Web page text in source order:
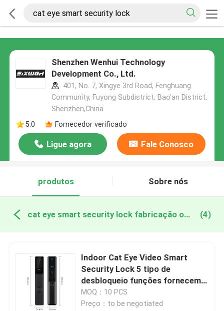
Shenzhen Wenhui Technology
Development Co., Ltd.
401, No. 7, Xingye 3rd Road, Fenghuang
Community, Fuyong Subdistrict, Bao'an District,
Shenzhen,China
5.0
Fornecedor verificado
Ligue agora Fale Conosco
produtos Sobre nós
cat eye smart security lock fabricação online (4)
Indoor Cat Eye Video Smart
Security Lock 5 tipo de
desbloqueio funções fornecem a
maior segurança sistema de
segurança doméstica
MOQ：10 PCS
Preço：to be negotiated